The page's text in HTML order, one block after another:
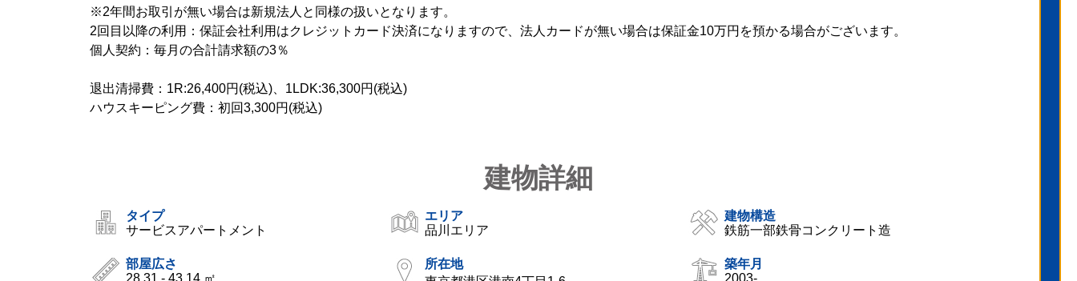
※2年間お取引が無い場合は新規法人と同様の扱いとなります。
2回目以降の利用：保証会社利用はクレジットカード決済になりますので、法人カードが無い場合は保証金10万円を預かる場合がございます。
個人契約：毎月の合計請求額の3％
退出清掃費：1R:26,400円(税込)、1LDK:36,300円(税込)
ハウスキーピング費：初回3,300円(税込)
建物詳細
タイプ
サービスアパートメント
部屋広さ
28.31 - 43.14 ㎡
エリア
品川エリア
所在地
建物構造
鉄筋一部鉄骨コンクリート造
築年月
2003-